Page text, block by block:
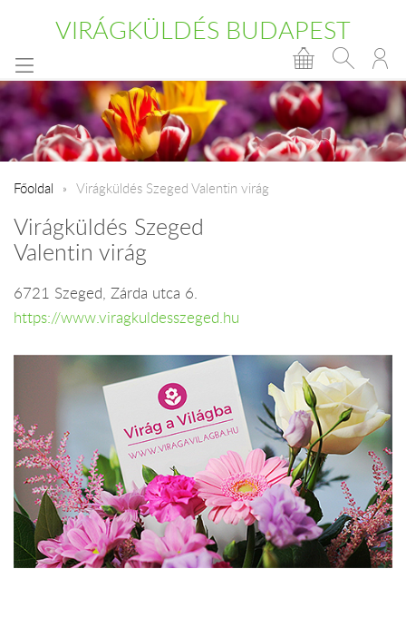
VIRÁGKÜLDÉS BUDAPEST
Főoldal Virágküldés Szeged Valentin virág
Virágküldés Szeged
Valentin virág
6721 Szeged, Zárda utca 6.
https://www.viragkuldesszeged.hu